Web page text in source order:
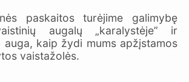
paskaitos turėjime galimybę
augalų „karalystėje” ir
auga, kaip žydi mums apžįstamos
vaistažolės.